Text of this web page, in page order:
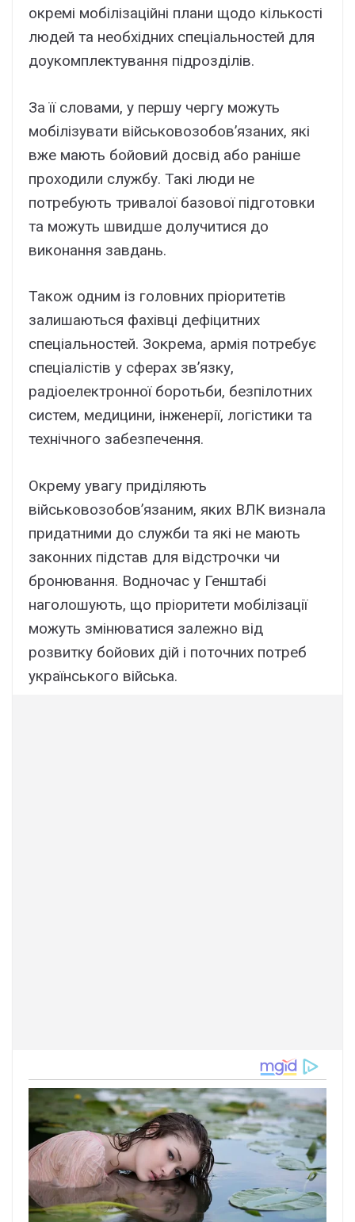
окремі мобілізаційні плани щодо кількості
людей та необхідних спеціальностей для
доукомплектування підрозділів.
За її словами, у першу чергу можуть
мобілізувати військовозобов’язаних, які
вже мають бойовий досвід або раніше
проходили службу. Такі люди не
потребують тривалої базової підготовки
та можуть швидше долучитися до
виконання завдань.
Також одним із головних пріоритетів
залишаються фахівці дефіцитних
спеціальностей. Зокрема, армія потребує
спеціалістів у сферах зв’язку,
радіоелектронної боротьби, безпілотних
систем, медицини, інженерії, логістики та
технічного забезпечення.
Окрему увагу приділяють
військовозобов’язаним, яких ВЛК визнала
придатними до служби та які не мають
законних підстав для відстрочки чи
бронювання. Водночас у Генштабі
наголошують, що пріоритети мобілізації
можуть змінюватися залежно від
розвитку бойових дій і поточних потреб
українського війська.